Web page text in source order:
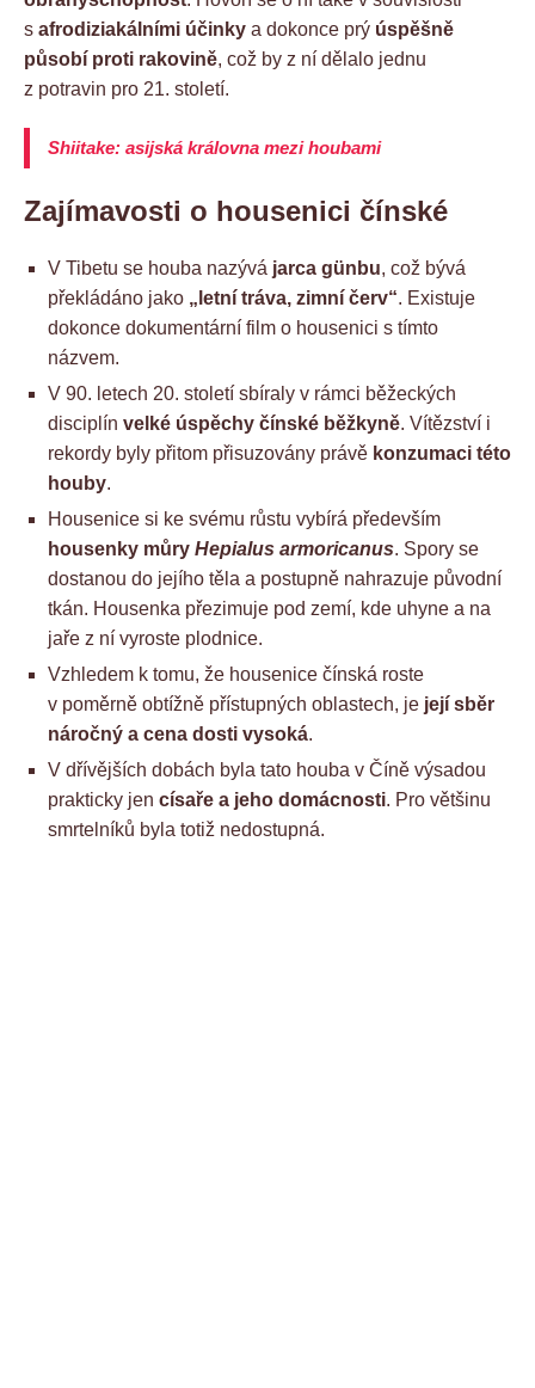
s afrodiziakálními účinky a dokonce prý úspěšně
působí proti rakovině, což by z ní dělalo jednu
z potravin pro 21. století.
Shiitake: asijská královna mezi houbami
Zajímavosti o housenici čínské
V Tibetu se houba nazývá jarca günbu, což bývá
překládáno jako „letní tráva, zimní červ“. Existuje
dokonce dokumentární film o housenici s tímto
názvem.
V 90. letech 20. století sbíraly v rámci běžeckých
disciplín velké úspěchy čínské běžkyně. Vítězství i
rekordy byly přitom přisuzovány právě konzumaci této
houby.
Housenice si ke svému růstu vybírá především
housenky můry Hepialus armoricanus. Spory se
dostanou do jejího těla a postupně nahrazuje původní
tkán. Housenka přezimuje pod zemí, kde uhyne a na
jaře z ní vyroste plodnice.
Vzhledem k tomu, že housenice čínská roste
v poměrně obtížně přístupných oblastech, je její sběr
náročný a cena dosti vysoká.
V dřívějších dobách byla tato houba v Číně výsadou
prakticky jen císaře a jeho domácnosti. Pro většinu
smrtelníků byla totiž nedostupná.